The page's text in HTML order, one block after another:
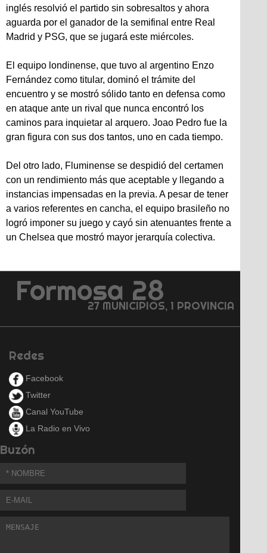
inglés resolvió el partido sin sobresaltos y ahora
aguarda por el ganador de la semifinal entre Real
Madrid y PSG, que se jugará este miércoles.
El equipo londinense, que tuvo al argentino Enzo
Fernández como titular, dominó el trámite del
encuentro y se mostró sólido tanto en defensa como
en ataque ante un rival que nunca encontró los
caminos para inquietar al arquero. Joao Pedro fue la
gran figura con sus dos tantos, uno en cada tiempo.
Del otro lado, Fluminense se despidió del certamen
con un rendimiento más que aceptable y llegando a
instancias impensadas en la previa. A pesar de tener
a varios referentes en cancha, el equipo brasileño no
logró imponer su juego y cayó sin atenuantes frente a
un Chelsea que mostró mayor jerarquía colectiva.
Formosa 28
27 MUNICIPIOS, 1 PROVINCIA
Redes
Facebook
Twitter
Canal YouTube
La Radio en Vivo
Buzón